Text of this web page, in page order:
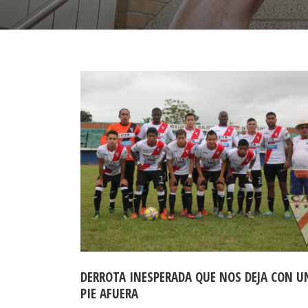
DERROTA INESPERADA QUE NOS DEJA CON
PIE AFUERA